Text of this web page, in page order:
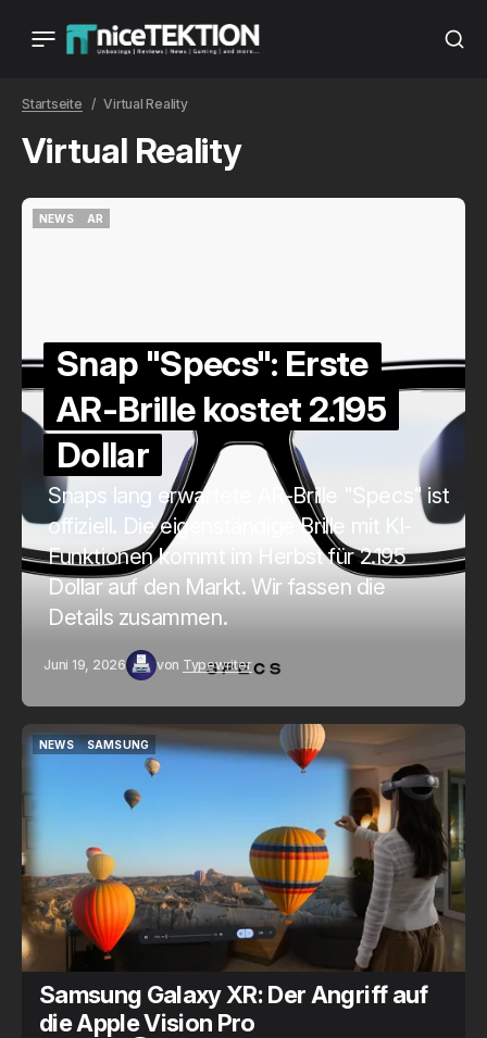
Startseite Virtual Reality
Virtual Reality
NEWS
AR
Snap "Specs": Erste
AR-Brille kostet 2.195
Dollar
Snaps lang erwartete AR-Brille "Specs" ist
offiziell. Die eigenständige Brille mit KI-
Funktionen kommt im Herbst für 2.195
Dollar auf den Markt. Wir fassen die
Details zusammen.
Juni 19, 2026 von Typewriter
NEWS
SAMSUNG
SAMSUNG
Samsung Galaxy XR: Der Angriff auf
die Apple Vision Pro